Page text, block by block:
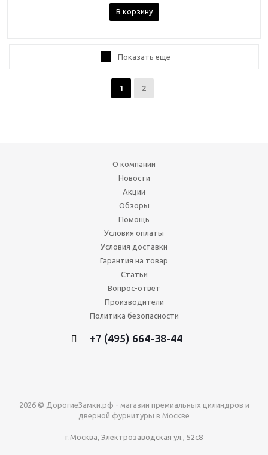
В корзину
Показать еще
1 2
О компании
Новости
Акции
Обзоры
Помощь
Условия оплаты
Условия доставки
Гарантия на товар
Статьи
Вопрос-ответ
Производители
Политика безопасности
+7 (495) 664-38-44
2026 © ДорогиеЗамки.рф - магазин премиальных цилиндров и
дверной фурнитуры в Москве
г.Москва, Электрозаводская ул., 52с8